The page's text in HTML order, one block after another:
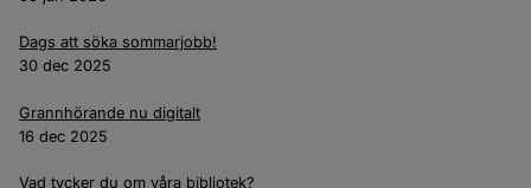
Dags att söka sommarjobb!
30 dec 2025
Grannhörande nu digitalt
16 dec 2025
Vad tycker du om våra bibliotek?